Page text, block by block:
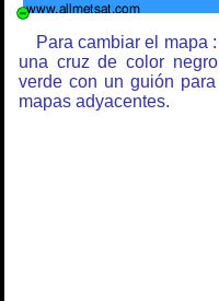
Para cambiar el mapa
una cruz de color
verde con un guión
mapas adyacentes.